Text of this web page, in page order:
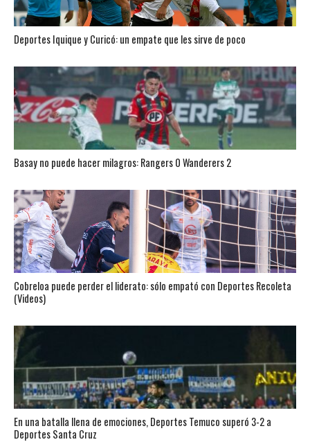
Deportes Iquique y Curicó: un empate que les sirve de poco
Basay no puede hacer milagros: Rangers 0 Wanderers 2
Cobreloa puede perder el liderato: sólo empató con Deportes Recoleta
(Videos)
En una batalla llena de emociones, Deportes Temuco superó 3-2 a
Deportes Santa Cruz